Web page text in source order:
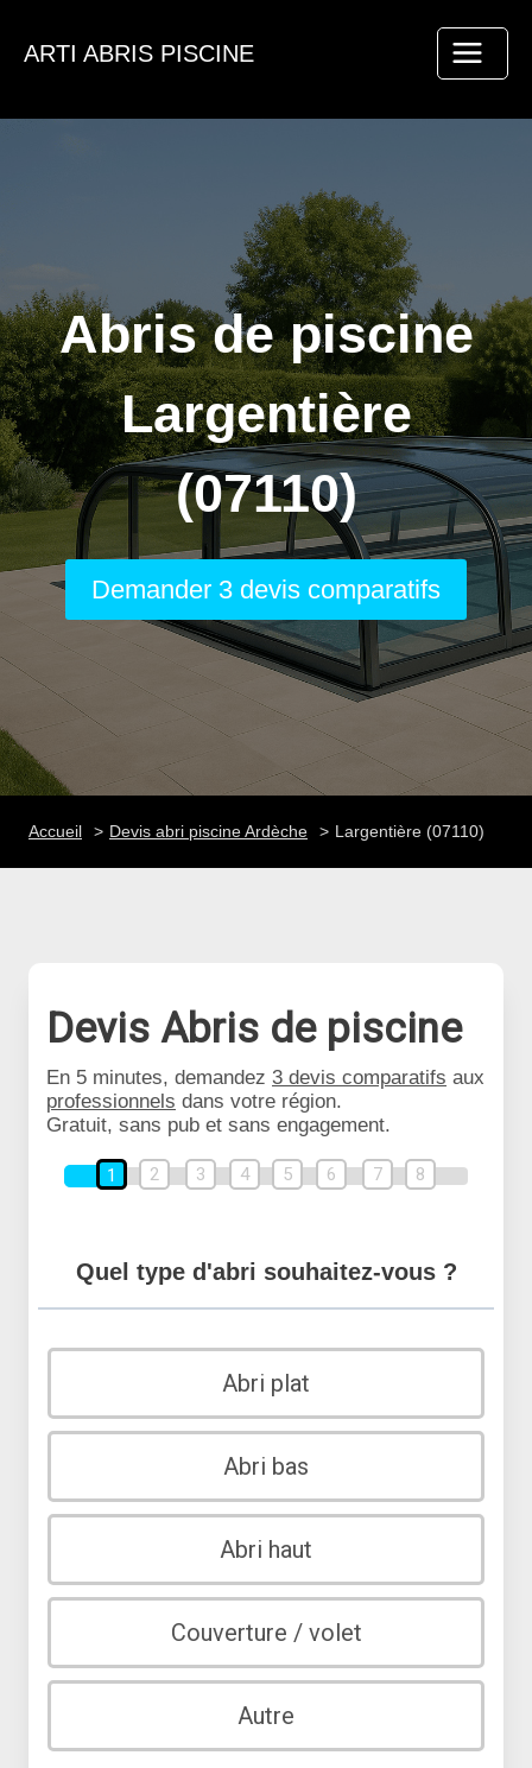
ARTI ABRIS PISCINE
Abris de piscine
Largentière
(07110)
Demander 3 devis comparatifs
Accueil Devis abri piscine Ardèche Largentière (07110)
Devis Abris de piscine
En 5 minutes, demandez 3 devis comparatifs aux
professionnels dans votre région.
Gratuit, sans pub et sans engagement.
1 2 3 4 5 6 7 8
Quel type d'abri souhaitez-vous ?
Abri plat
Abri bas
Abri haut
Couverture / volet
Autre